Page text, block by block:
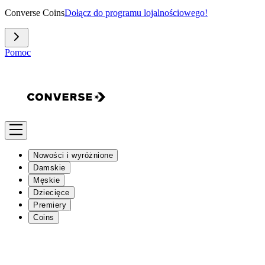
Converse CoinsDołącz do programu lojalnościowego!
Pomoc
Nowości i wyróżnione
Damskie
Męskie
Dziecięce
Premiery
Coins